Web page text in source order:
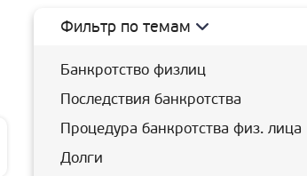
Фильтр по темам
Банкротство физлиц
Последствия банкротства
Процедура банкротства физ. лица
Долги